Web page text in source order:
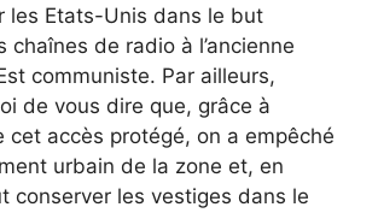
les Etats-Unis dans le but
chaînes de radio à l’ancienne
communiste. Par ailleurs,
de vous dire que, grâce à
cet accès protégé, on a empêché
urbain de la zone et, en
conserver les vestiges dans le